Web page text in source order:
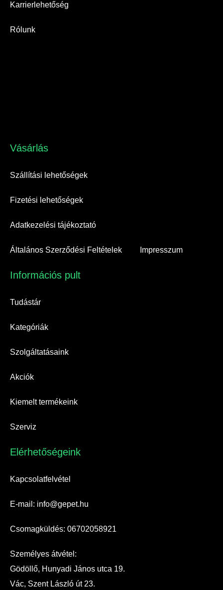
Karrierlehetőség
Rólunk
Vásárlás​
Szállítási lehetőségek
Fizetési lehetőségek
Adatkezelési tájékoztató
Általános Szerződési Feltételek Impresszum
Információs pult​
Tudástár
Kategóriák
Szolgáltatásaink
Akciók
Kiemelt termékeink
Szerviz
Elérhetőségeink​
Kapcsolatfelvétel
E-mail: info@gepet.hu
Csomagküldés: 06702058921
Személyes átvétel:
Gödöllő, Hunyadi János utca 19.
Vác, Szent László út 23.